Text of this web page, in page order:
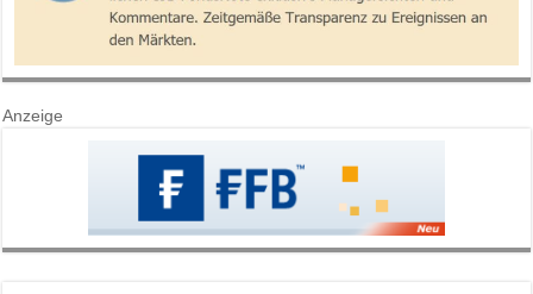
Anzeige